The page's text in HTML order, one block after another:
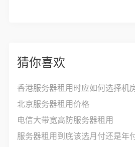
猜你喜欢
香港服务器租用时应如何选择机
北京服务器租用价格
电信大带宽高防服务器租用
服务器租用到底该选月付还是年